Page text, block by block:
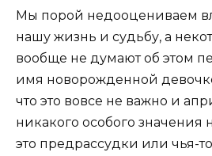
Мы порой недооцениваем
нашу жизнь и судьбу, а
вообще не думают об этом
имя новорожденной
что это вовсе не важно и
никакого особого значения
это предрассудки или чья-